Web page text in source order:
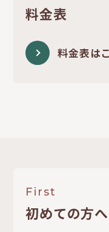
料金表
料金表は
First
初めての方へ